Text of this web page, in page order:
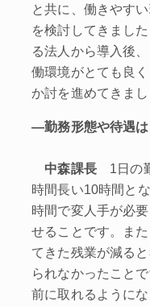
と共に、働きやす
を検討してきまし
る法人から導入後
働環境がとても良
か討を進めてきまし
―勤務形態や待遇は
中森課長1日の勤
時間長い10時間と
時間で変人手が必
せることです。ま
てきた残業が減る
られなかったこと
前に取れるように